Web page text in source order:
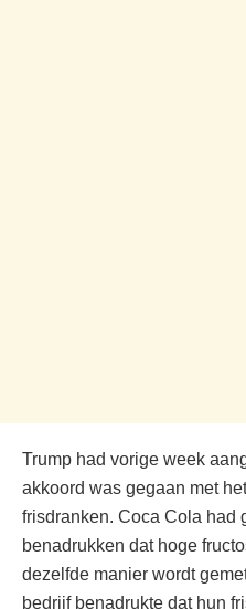
Trump had vorige week
akkoord was gegaan met
frisdranken. Coca Cola had
benadrukken dat hoge
dezelfde manier wordt
bedrijf benadrukte dat hun